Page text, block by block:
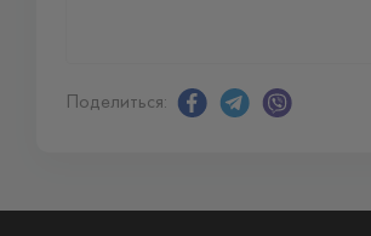
Поделиться: